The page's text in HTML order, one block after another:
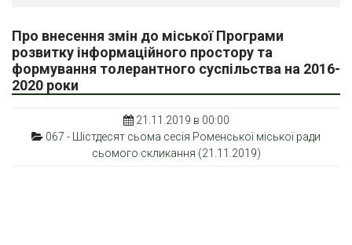
Про внесення змін до міської Програми
розвитку інформаційного простору та
формування толерантного суспільства на 2016-
2020 роки
21.11.2019 в 00:00
067 - Шістдесят сьома сесія Роменської міської ради
сьомого скликання (21.11.2019)